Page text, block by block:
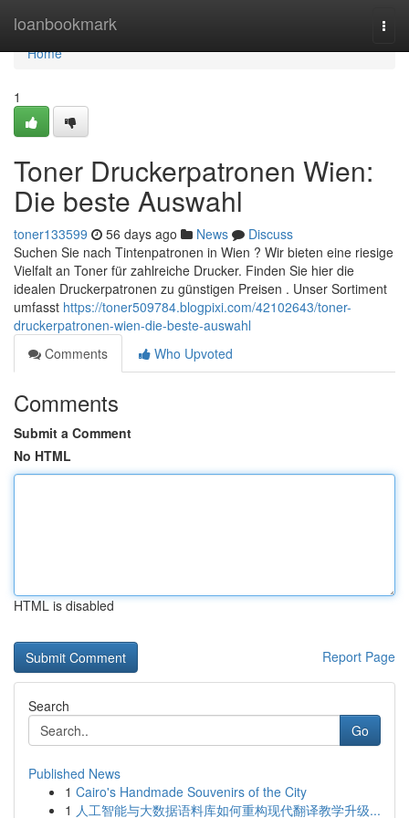
loanbookmark
Home
Home
1
Toner Druckerpatronen Wien:
Die beste Auswahl
toner133599 56 days ago News
Discuss
Suchen Sie nach Tintenpatronen in Wien ? Wir bieten eine riesige
Vielfalt an Toner für zahlreiche Drucker. Finden Sie hier die
idealen Druckerpatronen zu günstigen Preisen . Unser Sortiment
umfasst https://toner509784.blogpixi.com/42102643/toner-
druckerpatronen-wien-die-beste-auswahl
Comments
Who Upvoted
Comments
Submit a Comment
No HTML
HTML is disabled
Report Page
Search
Go
Published News
1 Cairo's Handmade Souvenirs of the City
1 人工智能与大数据语料库如何重构现代翻译教学升级...